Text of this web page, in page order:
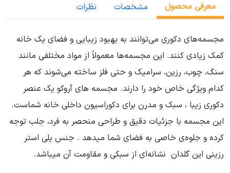
معرفی محصول مشخصات نظرات
مجسمه‌های دکوری می‌توانند به بهبود زیبایی و فضای یک خانه
کمک زیادی کنند. این مجسمه‌ها معمولاً از مواد مختلفی مانند
سنگ، چوب، رزین، سرامیک و حتی فلز ساخته می‌شوند که هر
کدام ویژگی خاص خود را دارند. مجسمه های آروکو یک عنصر
دکوری زیبا ، سبک و مدرن برای دکوراسیون داخلی خانه شماست.
این مجسمه با جزئیات دقیق و طراحی منحصر به فرد، جلب توجه
کرده و جلوه‌ی خاصی به فضای شما میدهد . جنس پلی استر
رزینی این گلدان نشانه‌ای از سبکی و مقاومت آن میباشد.